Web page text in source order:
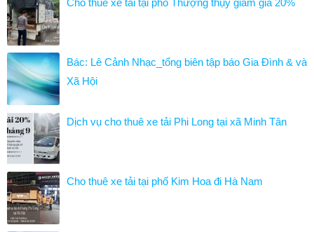
Cho thuê xe tải tại phố Thượng thụy giảm giá 20%
Bác: Lê Cảnh Nhạc_tổng biên tập báo Gia Đình & và
Xã Hội
Dịch vụ cho thuê xe tải Phi Long tại xã Minh Tân
Cho thuê xe tải tại phố Kim Hoa đi Hà Nam